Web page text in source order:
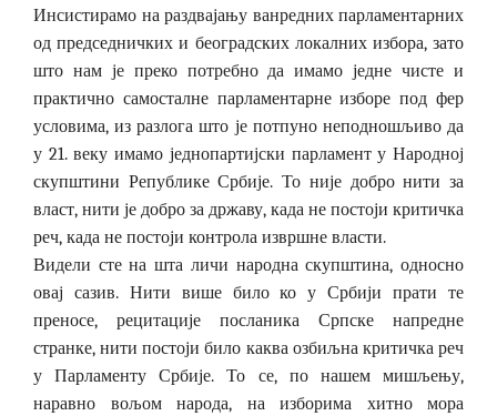
Инсистирамо на раздвајању ванредних парламентарних
од председничких и београдских локалних избора, зато
што нам је преко потребно да имамо једне чисте и
практично самосталне парламентарне изборе под фер
условима, из разлога што је потпуно неподношљиво да
у 21. веку имамо једнопартијски парламент у Народној
скупштини Републике Србије. То није добро нити за
власт, нити је добро за државу, када не постоји критичка
реч, када не постоји контрола извршне власти.
Видели сте на шта личи народна скупштина, односно
овај сазив. Нити више било ко у Србији прати те
преносе, рецитације посланика Српске напредне
странке, нити постоји било каква озбиљна критичка реч
у Парламенту Србије. То се, по нашем мишљењу,
наравно вољом народа, на изборима хитно мора